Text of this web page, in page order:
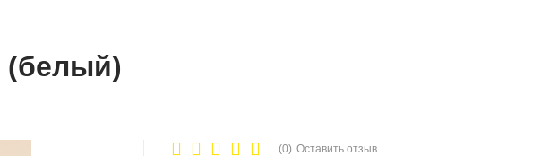
(белый)
(0) Оставить отзыв